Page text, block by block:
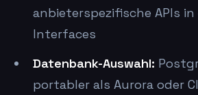
anbieterspezifische APIs in
Interfaces
Datenbank-Auswahl:
portabler als Aurora oder